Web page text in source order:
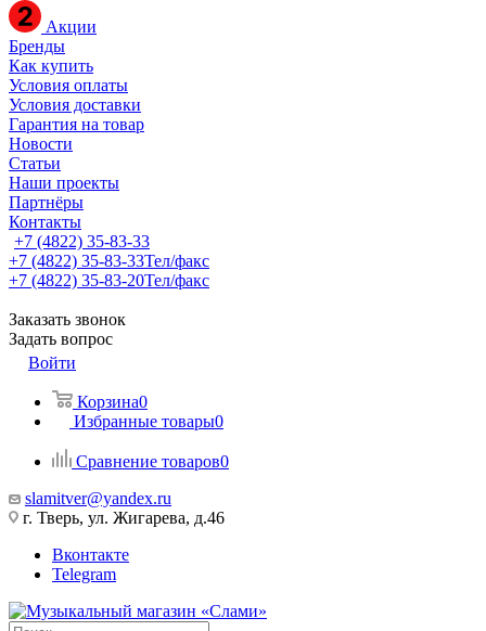
Акции
Бренды
Как купить
Условия оплаты
Условия доставки
Гарантия на товар
Новости
Статьи
Наши проекты
Партнёры
Контакты
+7 (4822) 35-83-33
+7 (4822) 35-83-33Тел/факс
+7 (4822) 35-83-20Тел/факс
Заказать звонок
Задать вопрос
Войти
Корзина0
Избранные товары0
Сравнение товаров0
slamitver@yandex.ru
г. Тверь, ул. Жигарева, д.46
Вконтакте
Telegram